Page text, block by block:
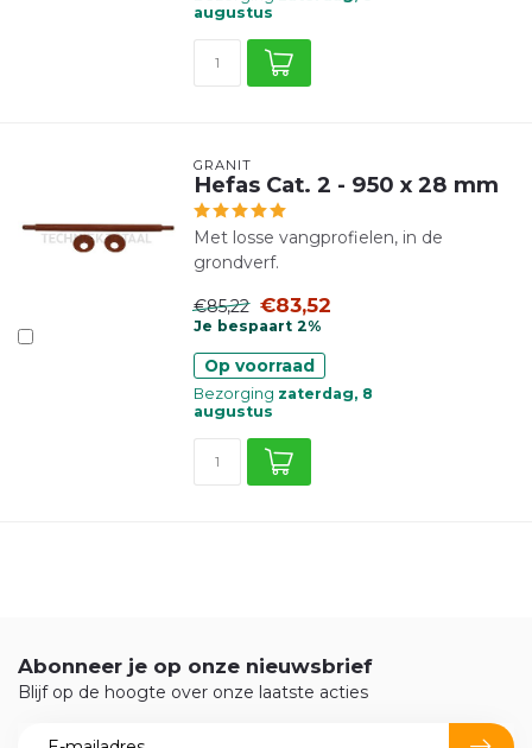
augustus
GRANIT
Hefas Cat. 2 - 950 x 28 mm
Met losse vangprofielen, in de
grondverf.
€85,22 €83,52
Je bespaart 2%
Op voorraad
Bezorging zaterdag, 8
augustus
Abonneer je op onze nieuwsbrief
Blijf op de hoogte over onze laatste acties